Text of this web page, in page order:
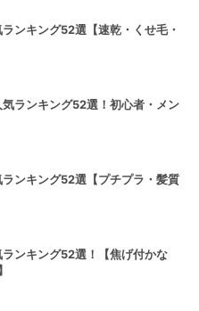
ンキング52選【速乾・くせ毛・
ランキング52選！初心者・メン
ンキング52選【プチプラ・髪質
ンキング52選！【焦げ付かな